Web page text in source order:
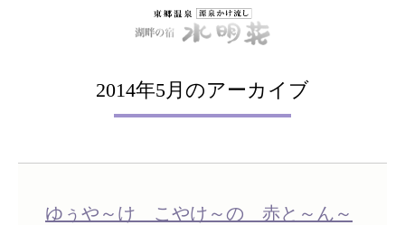
2014年5月のアーカイブ
ゆぅや～け こやけ～の 赤と～ん～